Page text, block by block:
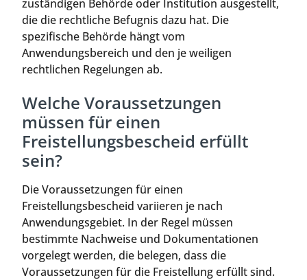
zuständigen Behörde oder Institution ausgestellt,
die die rechtliche Befugnis dazu hat. Die
spezifische Behörde hängt vom
Anwendungsbereich und den je weiligen
rechtlichen Regelungen ab.
Welche Voraussetzungen
müssen für einen
Freistellungsbescheid erfüllt
sein?
Die Voraussetzungen für einen
Freistellungsbescheid variieren je nach
Anwendungsgebiet. In der Regel müssen
bestimmte Nachweise und Dokumentationen
vorgelegt werden, die belegen, dass die
Voraussetzungen für die Freistellung erfüllt sind.